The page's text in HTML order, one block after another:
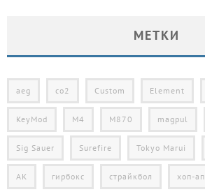
МЕТКИ
aeg co2 Custom Element
KeyMod M4 M870 magpul
Sig Sauer Surefire Tokyo Marui
АК гирбокс страйкбол хоп-ап